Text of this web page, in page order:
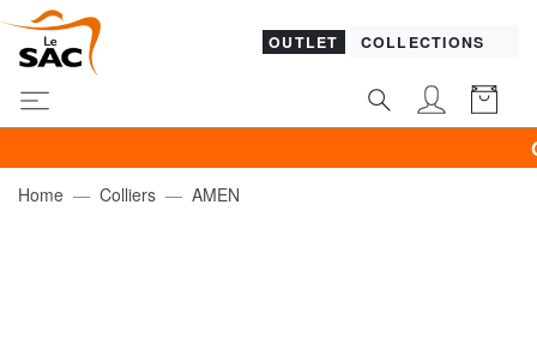
OUTLET COLLECTIONS
Home Colliers AMEN